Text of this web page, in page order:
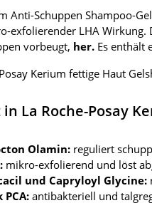
Anti-Schuppen Shampoo-
exfolierender LHA Wirkung.
vorbeugt, her. Es enthält
Kerium fettige Haut
in La Roche-Posay
Olamin: reguliert
mikro-exfolierend und löst
und Capryloyl Glycine:
PCA:antibakteriell und